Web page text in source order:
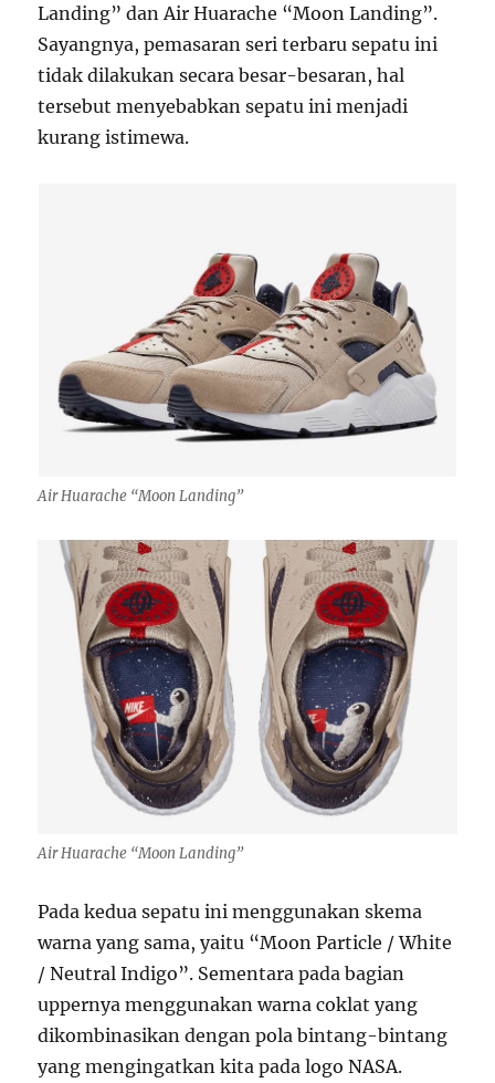
Landing” dan Air Huarache “Moon Landing”.
Sayangnya, pemasaran seri terbaru sepatu ini
tidak dilakukan secara besar-besaran, hal
tersebut menyebabkan sepatu ini menjadi
kurang istimewa.
Air Huarache “Moon Landing”
Air Huarache “Moon Landing”
Pada kedua sepatu ini menggunakan skema
warna yang sama, yaitu “Moon Particle / White
/ Neutral Indigo”. Sementara pada bagian
uppernya menggunakan warna coklat yang
dikombinasikan dengan pola bintang-bintang
yang mengingatkan kita pada logo NASA.